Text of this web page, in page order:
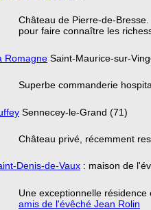
Château de Pierre-de-
pour faire connaître les
Romagne Saint-Maurice-sur-
Superbe commanderie
Sennecey-le-Grand (71)
Château privé, récemment
Denis-de-Vaux : maison de
Une exceptionnelle
amis de l'évêché Jean Rolin